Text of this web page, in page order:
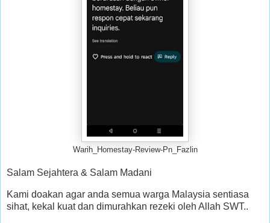
Warih_Homestay-Review-Pn_Fazlin
Salam Sejahtera & Salam Madani
Kami doakan agar anda semua warga Malaysia sentiasa
sihat, kekal kuat dan dimurahkan rezeki oleh Allah SWT..